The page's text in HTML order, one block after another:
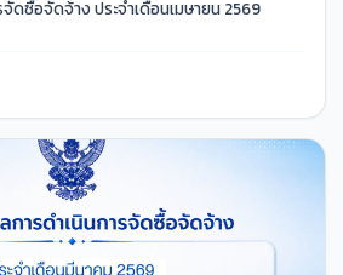
ดซื้อจัดจ้าง ประจำเดือนเมษายน 2569